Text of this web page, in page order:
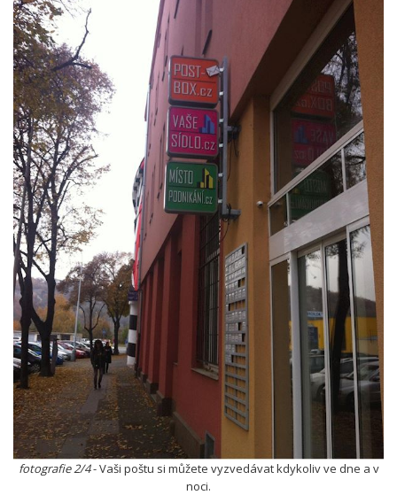
fotografie 2/4- Vaši poštu si můžete vyzvedávat kdykoliv ve dne a v
noci.